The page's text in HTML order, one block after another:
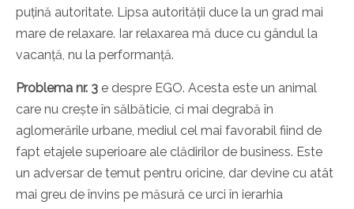
puțină autoritate. Lipsa autorității duce la un grad mai
mare de relaxare. Iar relaxarea mă duce cu gândul la
vacanță, nu la performanță.
Problema nr. 3 e despre EGO. Acesta este un animal
care nu crește în sălbăticie, ci mai degrabă în
aglomerările urbane, mediul cel mai favorabil fiind de
fapt etajele superioare ale clădirilor de business. Este
un adversar de temut pentru oricine, dar devine cu atât
mai greu de învins pe măsură ce urci în ierarhia